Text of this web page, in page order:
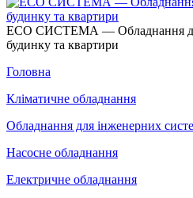
ECO СИСТЕМА — Обладнання
будинку та квартири
Головна
Кліматичне обладнання
Обладнання для інженерних
Насосне обладнання
Електричне обладнання